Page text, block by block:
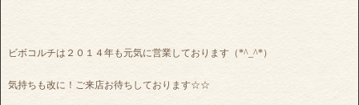
ビボコルチは２０１４年も元気に営業しております（*^_^*）
気持ちも改に！ご来店お待ちしております☆☆